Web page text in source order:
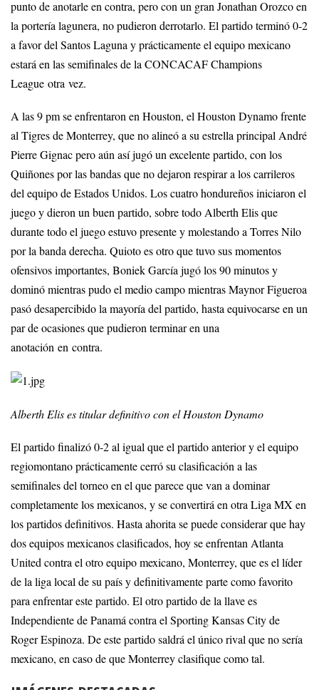
punto de anotarle en contra, pero con un gran Jonathan Orozco en
la portería lagunera, no pudieron derrotarlo. El partido terminó 0-2
a favor del Santos Laguna y prácticamente el equipo mexicano
estará en las semifinales de la CONCACAF Champions
League otra vez.
A las 9 pm se enfrentaron en Houston, el Houston Dynamo frente
al Tigres de Monterrey, que no alineó a su estrella principal André
Pierre Gignac pero aún así jugó un excelente partido, con los
Quiñones por las bandas que no dejaron respirar a los carrileros
del equipo de Estados Unidos. Los cuatro hondureños iniciaron el
juego y dieron un buen partido, sobre todo Alberth Elis que
durante todo el juego estuvo presente y molestando a Torres Nilo
por la banda derecha. Quioto es otro que tuvo sus momentos
ofensivos importantes, Boniek García jugó los 90 minutos y
dominó mientras pudo el medio campo mientras Maynor Figueroa
pasó desapercibido la mayoría del partido, hasta equivocarse en un
par de ocasiones que pudieron terminar en una
anotación en contra.
Alberth Elis es titular definitivo con el Houston Dynamo
El partido finalizó 0-2 al igual que el partido anterior y el equipo
regiomontano prácticamente cerró su clasificación a las
semifinales del torneo en el que parece que van a dominar
completamente los mexicanos, y se convertirá en otra Liga MX en
los partidos definitivos. Hasta ahorita se puede considerar que hay
dos equipos mexicanos clasificados, hoy se enfrentan Atlanta
United contra el otro equipo mexicano, Monterrey, que es el líder
de la liga local de su país y definitivamente parte como favorito
para enfrentar este partido. El otro partido de la llave es
Independiente de Panamá contra el Sporting Kansas City de
Roger Espinoza. De este partido saldrá el único rival que no sería
mexicano, en caso de que Monterrey clasifique como tal.